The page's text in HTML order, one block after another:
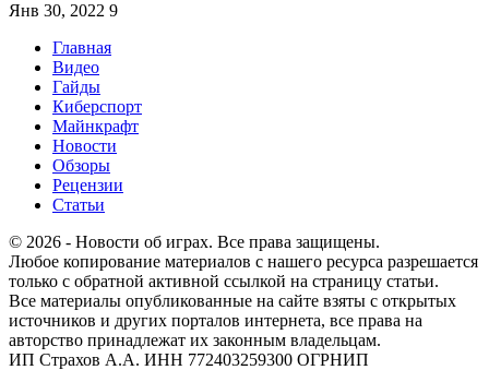
Янв 30, 2022 9
Главная
Видео
Гайды
Киберспорт
Майнкрафт
Новости
Обзоры
Рецензии
Статьи
© 2026 - Новости об играх. Все права защищены.
Любое копирование материалов с нашего ресурса разрешается
только с обратной активной ссылкой на страницу статьи.
Все материалы опубликованные на сайте взяты с открытых
источников и других порталов интернета, все права на
авторство принадлежат их законным владельцам.
ИП Страхов А.А. ИНН 772403259300 ОГРНИП